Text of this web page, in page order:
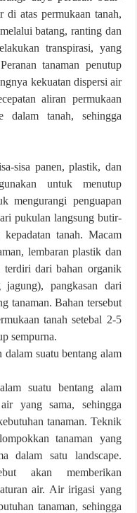
atas permukaan tanah,
batang, ranting dan
transpirasi, yang
tanaman penutup
kekuatan dispersi air
aliran permukaan
dalam tanah, sehingga
sisa panen, plastik, dan
untuk menutup
mengurangi penguapan
pukulan langsung butir-
tanah. Macam
lembaran plastik dan
terdiri dari bahan organik
pangkasan dari
tanaman. Bahan tersebut
tanah setebal 2-5
sempurna.
dalam suatu bentang alam
suatu bentang alam
yang sama, sehingga
tanaman. Teknik
tanaman yang
dalam satu landscape.
akan memberikan
air. Air irigasi yang
tanaman, sehingga